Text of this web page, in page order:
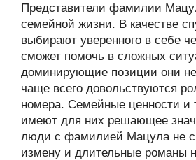
Представители фамилии
семейной жизни. В качестве
выбирают уверенного в себе
сможет помочь в сложных
доминирующие позиции они
чаще всего довольствуются
номера. Семейные ценности и
имеют для них решающее
люди с фамилией Мацула не
измену и длительные романы